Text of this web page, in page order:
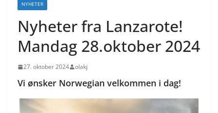
NYHETER
Nyheter fra Lanzarote!
Mandag 28.oktober 2024
27. oktober 2024 olakj
Vi ønsker Norwegian velkommen i dag!